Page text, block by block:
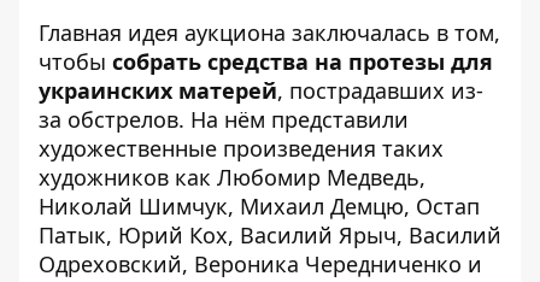
Главная идея аукциона заключалась в том,
чтобы собрать средства на протезы для
украинских матерей, пострадавших из-
за обстрелов. На нём представили
художественные произведения таких
художников как Любомир Медведь,
Николай Шимчук, Михаил Демцю, Остап
Патык, Юрий Кох, Василий Ярыч, Василий
Одреховский, Вероника Чередниченко и